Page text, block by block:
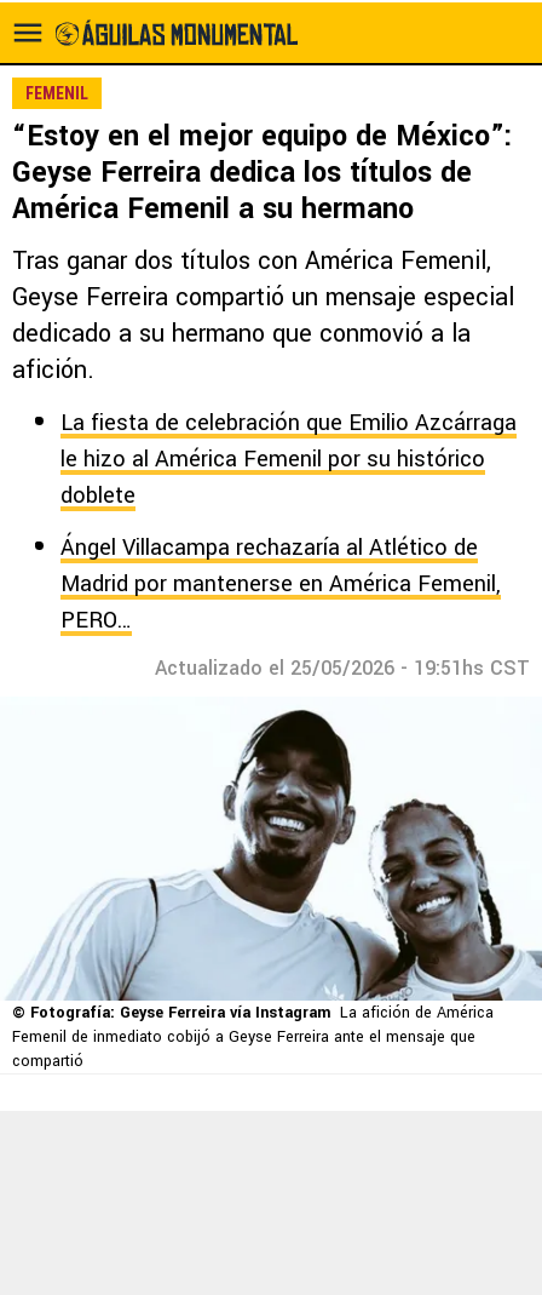
FEMENIL
“Estoy en el mejor equipo de México”:
Geyse Ferreira dedica los títulos de
América Femenil a su hermano
Tras ganar dos títulos con América Femenil,
Geyse Ferreira compartió un mensaje especial
dedicado a su hermano que conmovió a la
afición.
La fiesta de celebración que Emilio Azcárraga
le hizo al América Femenil por su histórico
doblete
Ángel Villacampa rechazaría al Atlético de
Madrid por mantenerse en América Femenil,
PERO…
Actualizado el 25/05/2026 - 19:51hs CST
© Fotografía: Geyse Ferreira vía Instagram La afición de América
Femenil de inmediato cobijó a Geyse Ferreira ante el mensaje que
compartió